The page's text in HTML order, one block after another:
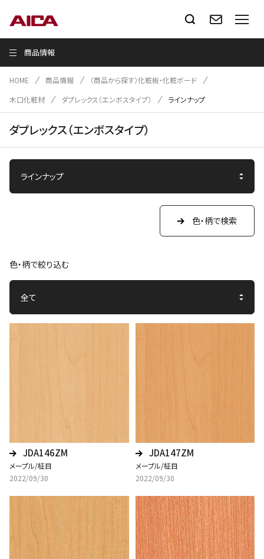
商品情報
HOME 商品情報
（商品から探す）化粧板・化粧ボード
木口化粧材
ダプレックス（エンボスタイプ） ラインナップ
ダプレックス（エンボスタイプ）
色・柄で検索
色・柄で絞り込む
JDA146ZM
メープル/柾目
2022/09/30
JDA147ZM
メープル/柾目
2022/09/30